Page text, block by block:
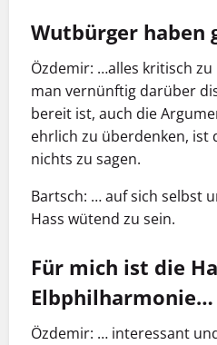
Wutbürger haben
Özdemir: …alles kritisch
man vernünftig darüber
bereit ist, auch die
ehrlich zu überdenken, ist
nichts zu sagen.
Bartsch: … auf sich selbst
Hass wütend zu sein.
Für mich ist die
Elbphilharmonie…
Özdemir: … interessant